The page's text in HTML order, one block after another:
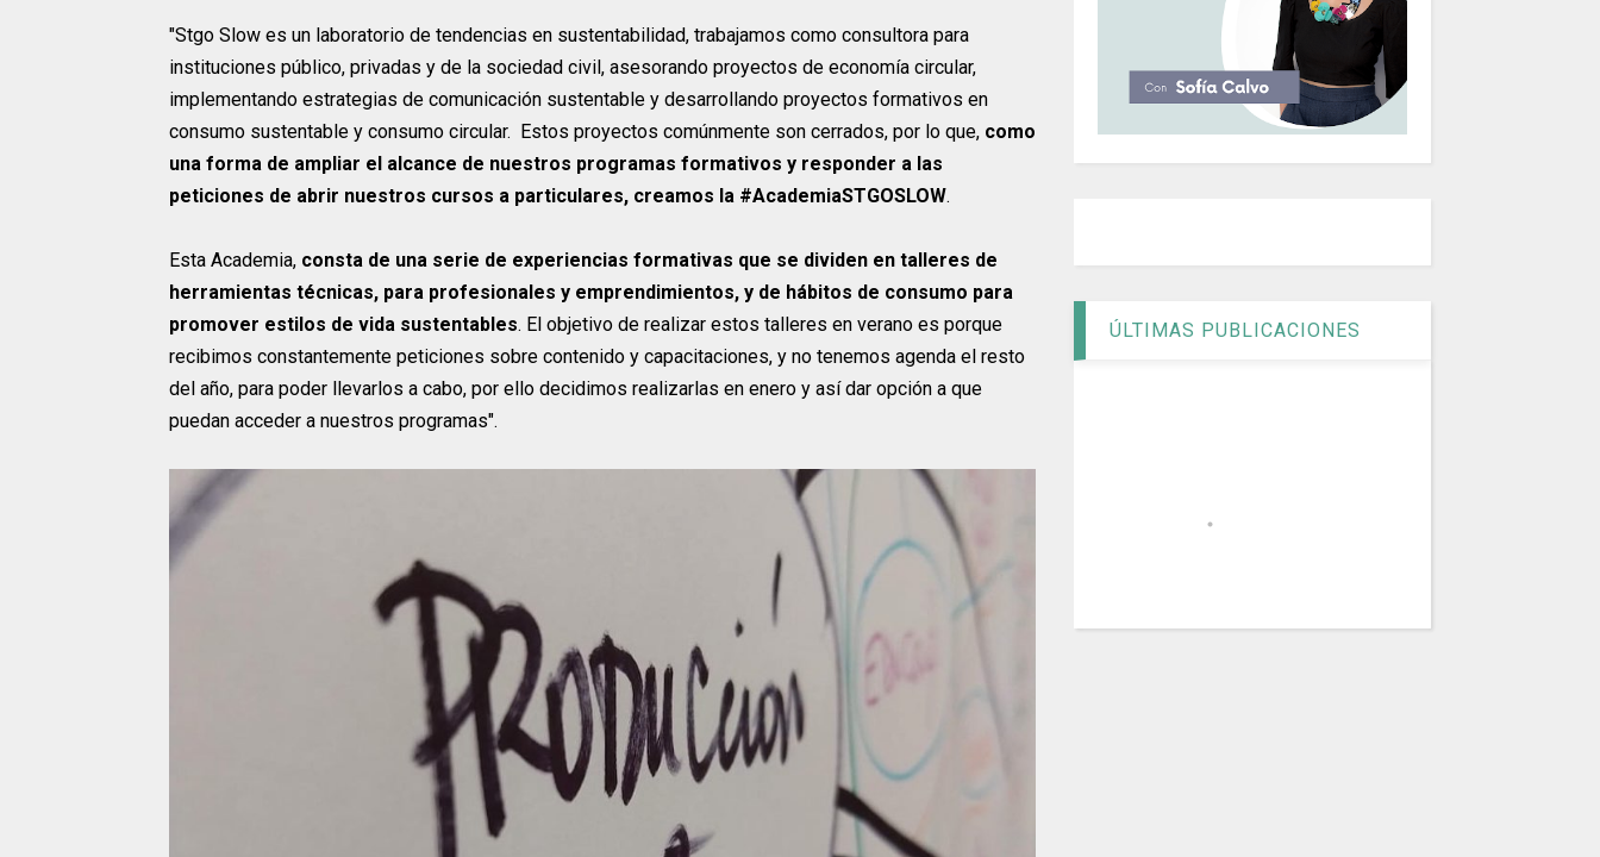
"Stgo Slow es un laboratorio de tendencias en sustentabilidad, trabajamos como consultora para
instituciones público, privadas y de la sociedad civil, asesorando proyectos de economía circular,
implementando estrategias de comunicación sustentable y desarrollando proyectos formativos en
consumo sustentable y consumo circular. Estos proyectos comúnmente son cerrados, por lo que, como
una forma de ampliar el alcance de nuestros programas formativos y responder a las
peticiones de abrir nuestros cursos a particulares, creamos la #AcademiaSTGOSLOW.
Esta Academia, consta de una serie de experiencias formativas que se dividen en talleres de
herramientas técnicas, para profesionales y emprendimientos, y de hábitos de consumo para
promover estilos de vida sustentables. El objetivo de realizar estos talleres en verano es porque
recibimos constantemente peticiones sobre contenido y capacitaciones, y no tenemos agenda el resto
del año, para poder llevarlos a cabo, por ello decidimos realizarlas en enero y así dar opción a que
puedan acceder a nuestros programas".
ÚLTIMAS PUBLICACIONES